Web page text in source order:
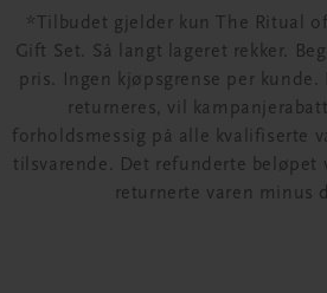
*Tilbudet gjelder kun The Ritual
Gift Set. Så langt lageret rekker.
pris. Ingen kjøpsgrense per
returneres, vil
forholdsmessig på alle kvalifiserte
tilsvarende. Det refunderte
returnerte varen minus